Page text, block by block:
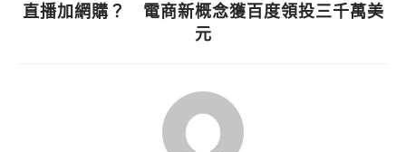
直播加網購？ 電商新概念獲百度領投三千萬美
元